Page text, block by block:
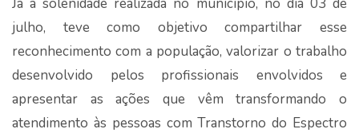
Já a solenidade realizada no município, no dia 03 de
julho, teve como objetivo compartilhar esse
reconhecimento com a população, valorizar o trabalho
desenvolvido pelos profissionais envolvidos e
apresentar as ações que vêm transformando o
atendimento às pessoas com Transtorno do Espectro